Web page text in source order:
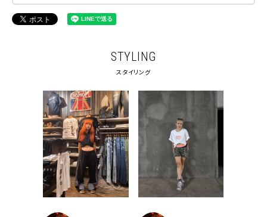
STYLING
スタイリング